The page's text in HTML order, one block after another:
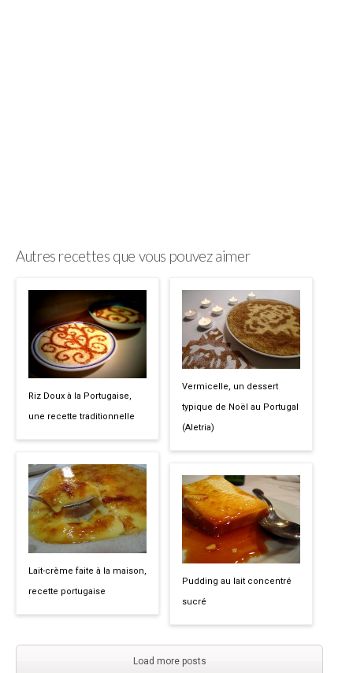
Autres recettes que vous pouvez aimer
Riz Doux à la Portugaise,
une recette traditionnelle
Lait-crème faite à la maison,
recette portugaise
Vermicelle, un dessert
typique de Noël au Portugal
(Aletria)
Pudding au lait concentré
sucré
Load more posts